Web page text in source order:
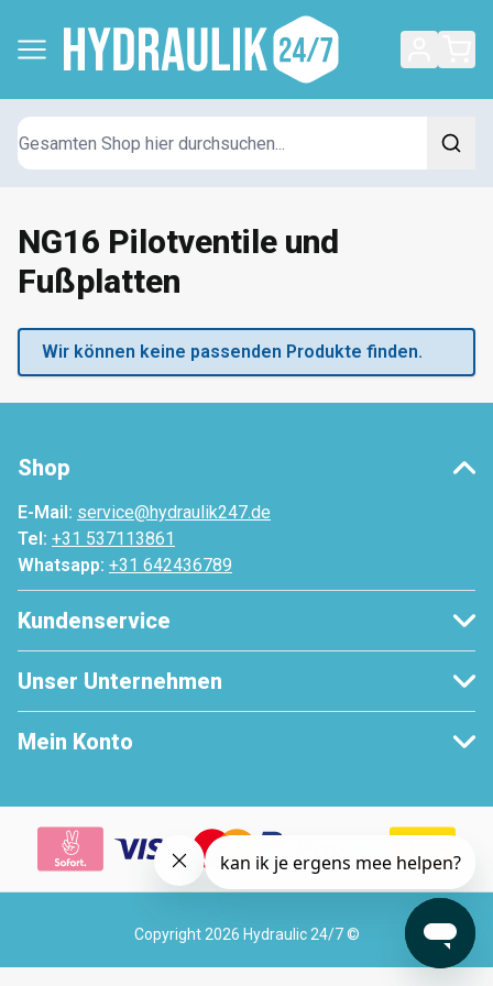
Suchen
NG16 Pilotventile und
Fußplatten
Wir können keine passenden Produkte finden.
Shop
E-Mail: service@hydraulik247.de
Tel: +31 537113861
Whatsapp: +31 642436789
Kundenservice
Unser Unternehmen
Mein Konto
Copyright 2026 Hydraulic 24/7 ©